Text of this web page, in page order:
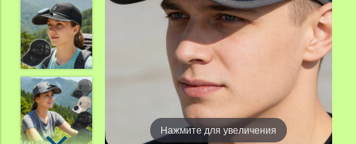
Нажмите для увеличения